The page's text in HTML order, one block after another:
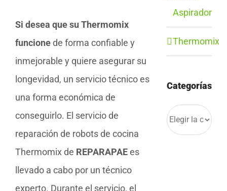
Si desea que su Thermomix
funcionede forma confiable y
inmejorable y quiere asegurar su
longevidad, un servicio técnico es
una forma económica de
conseguirlo. El servicio de
reparación de robots de cocina
Thermomix de REPARAPAEes
llevado a cabo por un técnico
experto. Durante el servicio, el
Aspirador
Thermomix
Categorías
Categorías